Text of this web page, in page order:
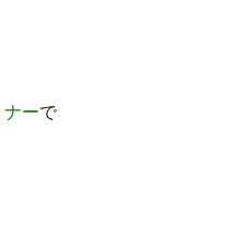
ーで